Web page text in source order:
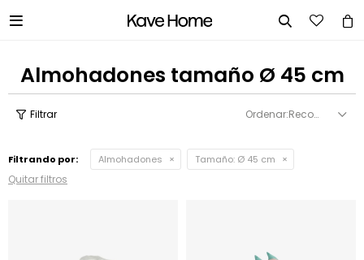
 
Almohadones tamaño Ø 45 cm
Recomendados
Filtrando por: Almohadones Tamaño: Ø 45 cm
Quitar filtros